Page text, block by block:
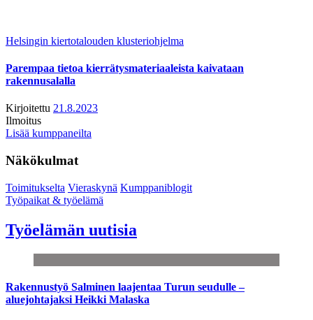
Helsingin kiertotalouden klusteriohjelma
Parempaa tietoa kierrätysmateriaaleista kaivataan
rakennusalalla
Kirjoitettu 21.8.2023
Ilmoitus
Lisää kumppaneilta
Näkökulmat
Toimitukselta Vieraskynä Kumppaniblogit
Työpaikat & työelämä
Työelämän uutisia
Rakennustyö Salminen laajentaa Turun seudulle –
aluejohtajaksi Heikki Malaska